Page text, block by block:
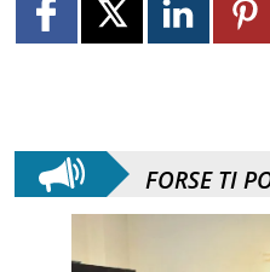
FORSE TI